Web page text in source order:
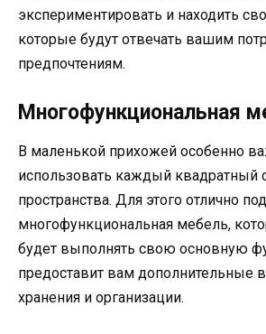
экспериментировать и находить
которые будут отвечать вашим
предпочтениям.
Многофункциональная
В маленькой прихожей особенно
использовать каждый квадратный
пространства. Для этого отлично
многофункциональная мебель,
будет выполнять свою основную
предоставит вам дополнительные
хранения и организации.